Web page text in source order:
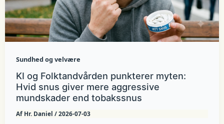
Sundhed og velvære
KI og Folktandvården punkterer myten:
Hvid snus giver mere aggressive
mundskader end tobakssnus
Af Hr. Daniel /2026-07-03